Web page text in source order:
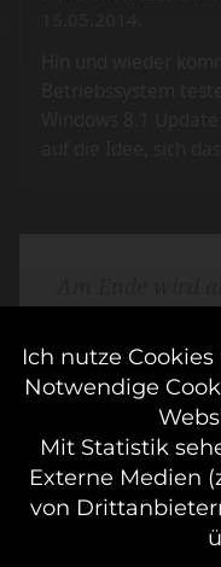
Community·